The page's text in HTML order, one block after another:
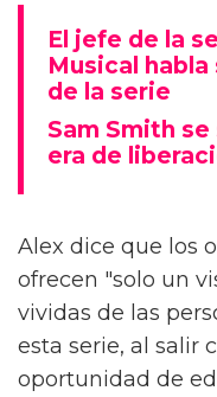
El jefe de la
Musical
de la serie
Sam Smith
era de
Alex dice que los
ofrecen "solo un
vividas de las
esta serie, al salir
oportunidad de